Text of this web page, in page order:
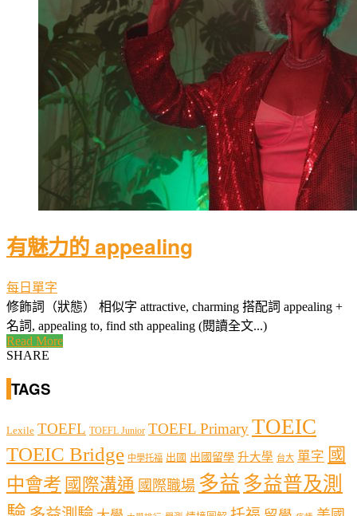
有魅力的 appealing
每日單字
修飾詞（狀態） 相似字 attractive, charming 搭配詞 appealing +
名詞, appealing to, find sth appealing (閱讀全文...)
Read More
SHARE
TAGS
Lexile TOEFL TOEFL Junior TOEFL PrimaryTOEIC
TOEIC Bridge 中學托福 出國 出國留學 升大學 台大 單字 國
中會考 國際溝通 國際職場 多益 多益普及測